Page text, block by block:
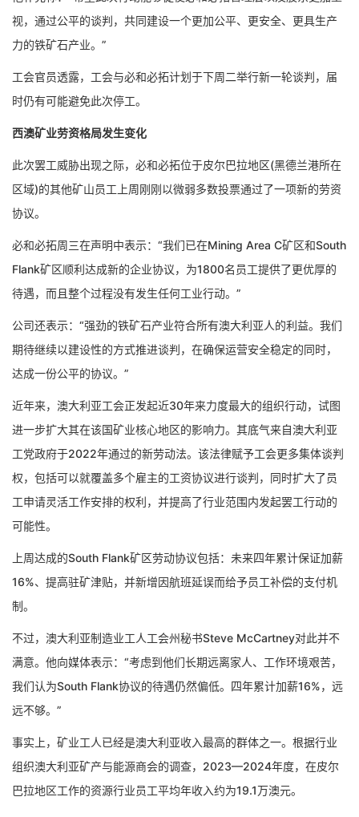
视，通过公平的谈判，共同建设一个更加公平、更安全、更具生产
力的铁矿石产业。”
工会官员透露，工会与必和必拓计划于下周二举行新一轮谈判，届
时仍有可能避免此次停工。
西澳矿业劳资格局发生变化
此次罢工威胁出现之际，必和必拓位于皮尔巴拉地区(黑德兰港所在
区域)的其他矿山员工上周刚刚以微弱多数投票通过了一项新的劳资
协议。
必和必拓周三在声明中表示：“我们已在Mining Area C矿区和South
Flank矿区顺利达成新的企业协议，为1800名员工提供了更优厚的
待遇，而且整个过程没有发生任何工业行动。”
公司还表示：“强劲的铁矿石产业符合所有澳大利亚人的利益。我们
期待继续以建设性的方式推进谈判，在确保运营安全稳定的同时，
达成一份公平的协议。”
近年来，澳大利亚工会正发起近30年来力度最大的组织行动，试图
进一步扩大其在该国矿业核心地区的影响力。其底气来自澳大利亚
工党政府于2022年通过的新劳动法。该法律赋予工会更多集体谈判
权，包括可以就覆盖多个雇主的工资协议进行谈判，同时扩大了员
工申请灵活工作安排的权利，并提高了行业范围内发起罢工行动的
可能性。
上周达成的South Flank矿区劳动协议包括：未来四年累计保证加薪
16%、提高驻矿津贴，并新增因航班延误而给予员工补偿的支付机
制。
不过，澳大利亚制造业工人工会州秘书Steve McCartney对此并不
满意。他向媒体表示：“考虑到他们长期远离家人、工作环境艰苦，
我们认为South Flank协议的待遇仍然偏低。四年累计加薪16%，远
远不够。”
事实上，矿业工人已经是澳大利亚收入最高的群体之一。根据行业
组织澳大利亚矿产与能源商会的调查，2023—2024年度，在皮尔
巴拉地区工作的资源行业员工平均年收入约为19.1万澳元。